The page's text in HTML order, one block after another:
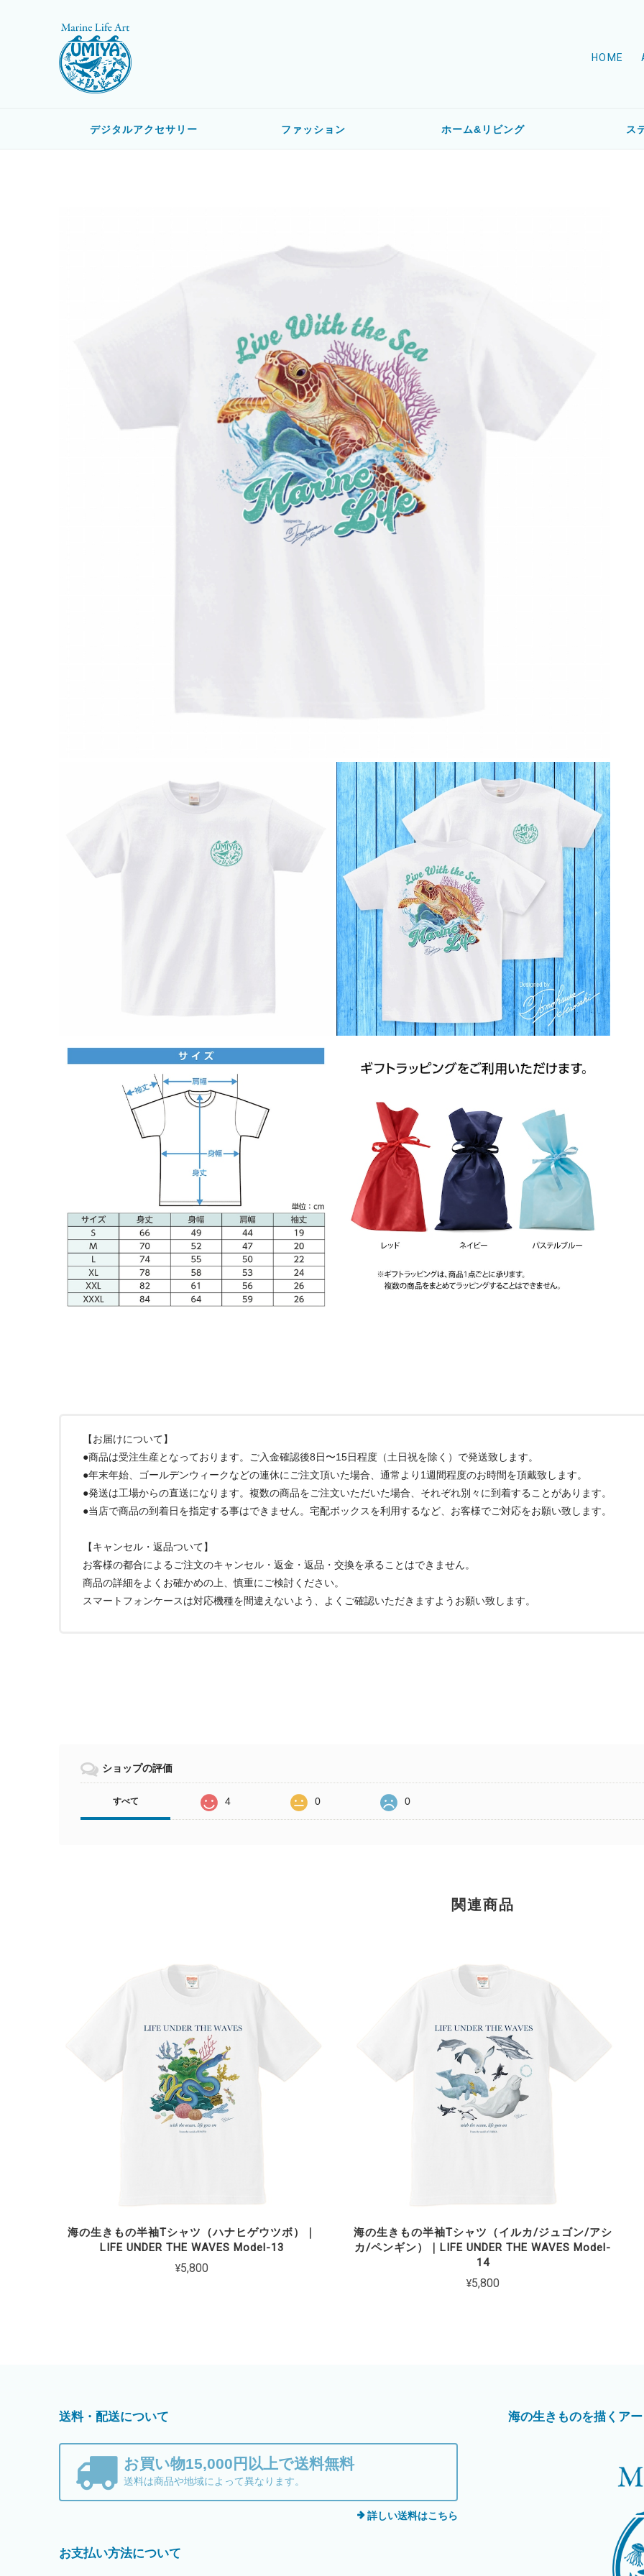
HOME
デジタルアクセサリー ファッション ホーム&リビング ス
【お届けについて】
●商品は受注生産となっております。ご入金確認後8日〜15日程度（土日祝を除く）で発送致します。
●年末年始、ゴールデンウィークなどの連休にご注文頂いた場合、通常より1週間程度のお時間を頂戴致します。
●発送は工場からの直送になります。複数の商品をご注文いただいた場合、それぞれ別々に到着することがあります。
●当店で商品の到着日を指定する事はできません。宅配ボックスを利用するなど、お客様でご対応をお願い致します。
【キャンセル・返品ついて】
お客様の都合によるご注文のキャンセル・返金・返品・交換を承ることはできません。
商品の詳細をよくお確かめの上、慎重にご検討ください。
スマートフォンケースは対応機種を間違えないよう、よくご確認いただきますようお願い致します。
ショップの評価
すべて 4 0 0
関連商品
海の生きもの半袖Tシャツ（ハナヒゲウツボ）｜
LIFE UNDER THE WAVES Model-13
¥5,800
海の生きもの半袖Tシャツ（イルカ/ジュゴン/アシ
カ/ペンギン）｜LIFE UNDER THE WAVES Model-
14
¥5,800
送料・配送について
お買い物15,000円以上で送料無料
送料は商品や地域によって異なります。
詳しい送料はこちら
お支払い方法について
海の生きものを描くア